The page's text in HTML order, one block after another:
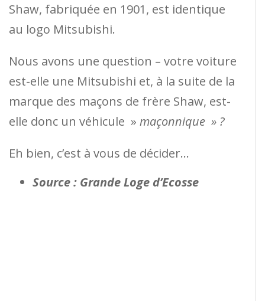
Shaw, fabriquée en 1901, est identique
au logo Mitsubishi.
Nous avons une question – votre voiture
est-elle une Mitsubishi et, à la suite de la
marque des maçons de frère Shaw, est-
elle donc un véhicule » maçonnique » ?
Eh bien, c’est à vous de décider…
Source : Grande Loge d’Ecosse